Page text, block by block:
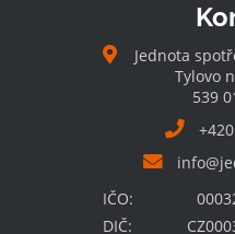
Jednota
Tylovo
539
IČO:
DIČ: